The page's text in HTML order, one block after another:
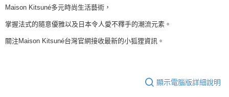
Maison Kitsuné多元時尚生活藝術，
掌握法式的隨意優雅以及日本令人愛不釋手的潮流元素。
關注Maison Kitsuné台灣官網接收最新的小狐狸資訊。
顯示電腦版詳細說明